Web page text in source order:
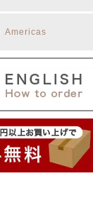
Americas